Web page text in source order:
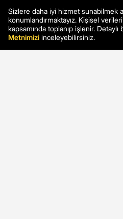
Sizlere daha iyi hizmet sunabilmek
konumlandırmaktayız. Kişisel
kapsamında toplanıp işlenir. Detaylı
Metnimizi inceleyebilirsiniz.